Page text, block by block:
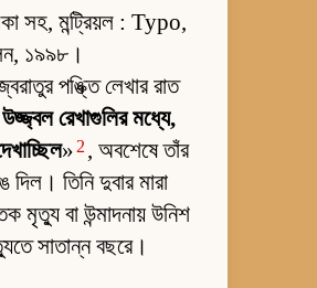
সহ, মন্ট্রিয়ল : Typo,
১৯৯৮।
পঙ্ক্তি লেখার রাত
রেখাগুলির মধ্যে,
» 2 , অবশেষে তাঁর
তিনি দুবার মারা
মৃত্যু বা উন্মাদনায় উনিশ
সাতান্ন বছরে।